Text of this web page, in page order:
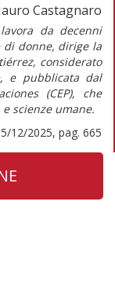
Castagnaro
da decenni
donne, dirige la
considerato
e pubblicata dal
(CEP), che
scienze umane.
12/2025, pag. 665